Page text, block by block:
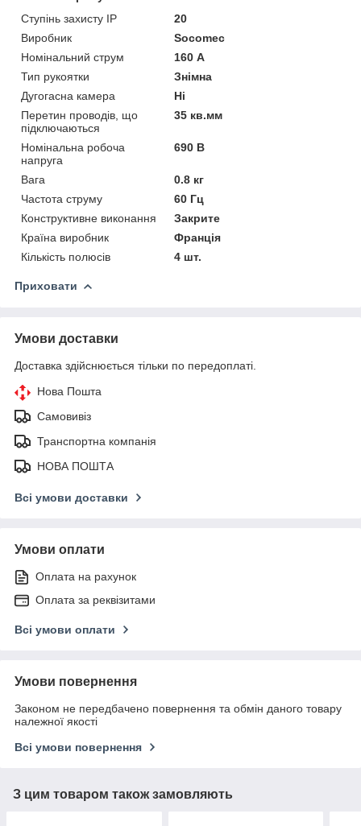
Ступінь захисту IP
20
Виробник
Socomec
Номінальний струм
160 А
Тип рукоятки
Знімна
Дугогасна камера
Ні
Перетин проводів, що
підключаються
35 кв.мм
Номінальна робоча
напруга
690 В
Вага
0.8 кг
Частота струму
60 Гц
Конструктивне виконання
Закрите
Країна виробник
Франція
Кількість полюсів
4 шт.
Приховати
Умови доставки
Доставка здійснюється тільки по передоплаті.
Нова Пошта
Самовивіз
Транспортна компанія
НОВА ПОШТА
Всі умови доставки
Умови оплати
Оплата на рахунок
Оплата за реквізитами
Всі умови оплати
Умови повернення
Законом не передбачено повернення та обмін даного товару
належної якості
Всі умови повернення
З цим товаром також замовляють